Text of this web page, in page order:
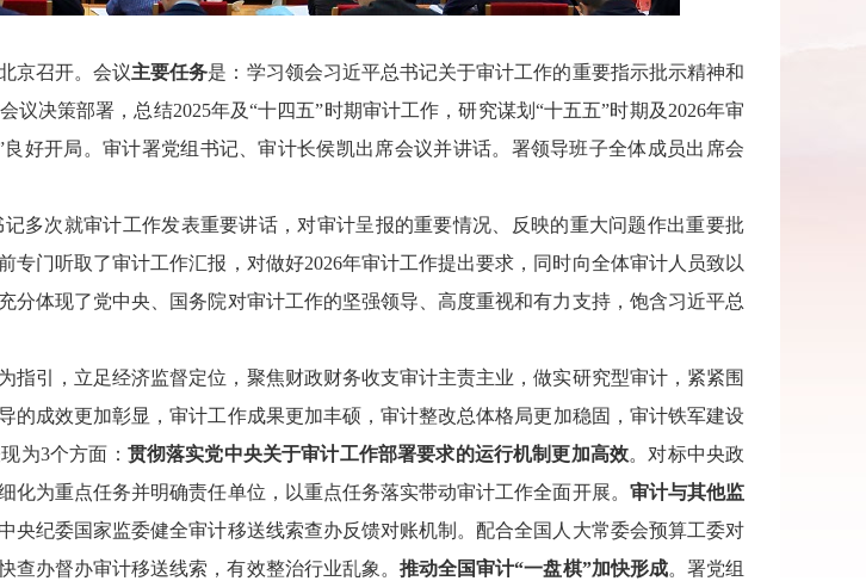
京召开。会议主要任务是：学习领会习近平总书记关于审计工作的重要指示批示精神和
决策部署，总结2025年及“十四五”时期审计工作，研究谋划“十五五”时期及2026年审
好开局。审计署党组书记、审计长侯凯出席会议并讲话。署领导班子全体成员出席会
多次就审计工作发表重要讲话，对审计呈报的重要情况、反映的重大问题作出重要批
门听取了审计工作汇报，对做好2026年审计工作提出要求，同时向全体审计人员致以
体现了党中央、国务院对审计工作的坚强领导、高度重视和有力支持，饱含习近平总
指引，立足经济监督定位，聚焦财政财务收支审计主责主业，做实研究型审计，紧紧围
的成效更加彰显，审计工作成果更加丰硕，审计整改总体格局更加稳固，审计铁军建设
为3个方面： 贯彻落实党中央关于审计工作部署要求的运行机制更加高效。对标中央政
为重点任务并明确责任单位，以重点任务落实带动审计工作全面开展。 审计与其他监
央纪委国家监委健全审计移送线索查办反馈对账机制。配合全国人大常委会预算工委对
办督办审计移送线索，有效整治行业乱象。 推动全国审计“一盘棋”加快形成。署党组